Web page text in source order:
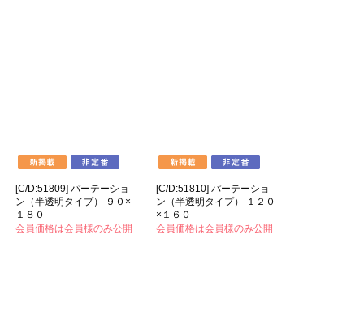
[C/D:51809] パーテーショ
ン（半透明タイプ） ９０×
１８０
会員価格は会員様のみ公開
[C/D:51810] パーテーショ
ン（半透明タイプ） １２０
×１６０
会員価格は会員様のみ公開